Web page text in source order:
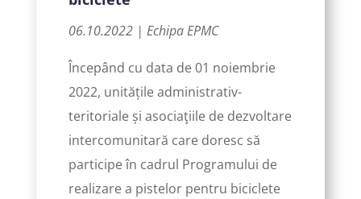
06.10.2022 | Echipa EPMC
Începând cu data de 01 noiembrie
2022, unitățile administrativ-
teritoriale și asociaţiile de dezvoltare
intercomunitară care doresc să
participe în cadrul Programului de
realizare a pistelor pentru biciclete